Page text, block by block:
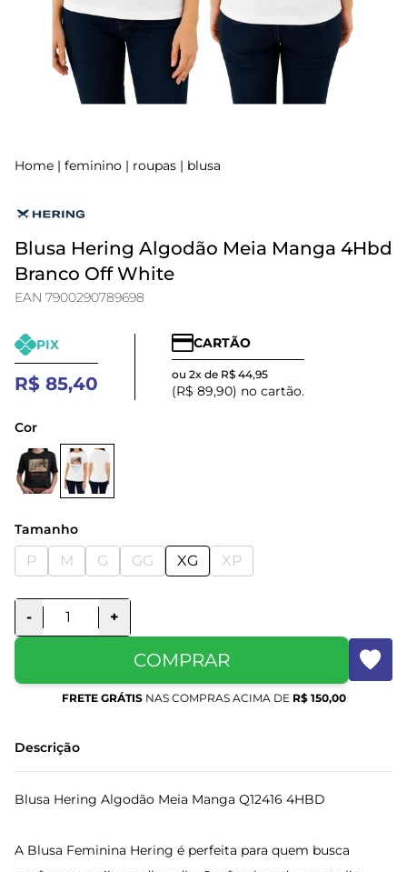
Home | feminino | roupas | blusa
Blusa Hering Algodão Meia Manga 4Hbd
Branco Off White
EAN 7900290789698
PIX
R$ 85,40
CARTÃO
ou 2x de R$ 44,95
(R$ 89,90) no cartão.
Cor
Tamanho
P M G GG XG XP
- +
COMPRAR
FRETE GRÁTISNAS COMPRAS ACIMA DE R$ 150,00
Descrição
Blusa Hering Algodão Meia Manga Q12416 4HBD
A Blusa Feminina Hering é perfeita para quem busca